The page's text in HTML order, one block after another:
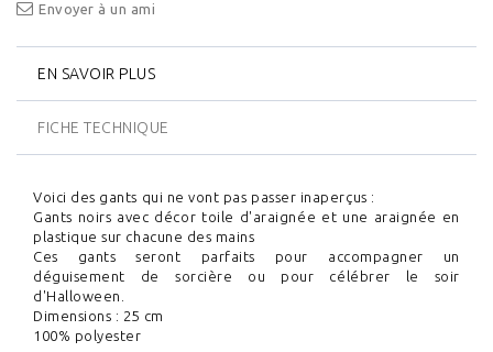
Envoyer à un ami
EN SAVOIR PLUS
FICHE TECHNIQUE
Voici des gants qui ne vont pas passer inaperçus :
Gants noirs avec décor toile d'araignée et une araignée en
plastique sur chacune des mains
Ces gants seront parfaits pour accompagner un
déguisement de sorcière ou pour célébrer le soir
d'Halloween.
Dimensions : 25 cm
100% polyester